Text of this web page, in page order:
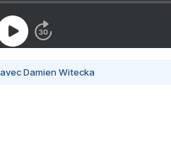
Damien Witecka